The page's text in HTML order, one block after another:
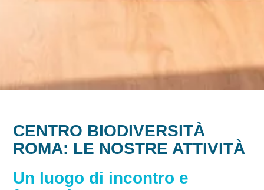
CENTRO BIODIVERSITÀ
ROMA: LE NOSTRE ATTIVITÀ
Un luogo di incontro e